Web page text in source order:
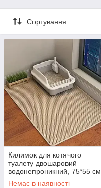
Сортування
Килимок для котячого
туалету двошаровий
водонепроникний, 75*55 см.
Бежевий
Немає в наявності